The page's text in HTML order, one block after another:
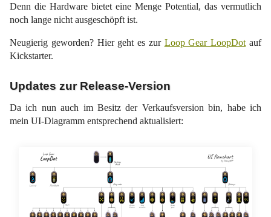
Denn die Hardware bietet eine Menge Potential, das vermutlich
noch lange nicht ausgeschöpft ist.
Neugierig geworden? Hier geht es zur Loop Gear LoopDot auf
Kickstarter.
Updates zur Release-Version
Da ich nun auch im Besitz der Verkaufsversion bin, habe ich
mein UI-Diagramm entsprechend aktualisiert: